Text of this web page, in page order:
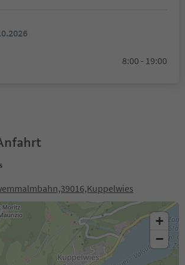
8:00 - 19:00
+
−